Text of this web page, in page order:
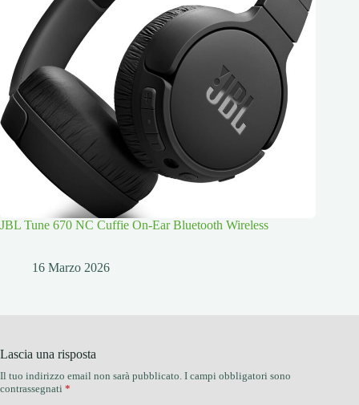
JBL Tune 670 NC Cuffie On-Ear Bluetooth Wireless
16 Marzo 2026
Lascia una risposta
Il tuo indirizzo email non sarà pubblicato. I campi obbligatori sono
contrassegnati *